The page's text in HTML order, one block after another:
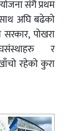
योजना संगै प्रथम
अघि बढेको
पोखरा
र
रहेको कुरा